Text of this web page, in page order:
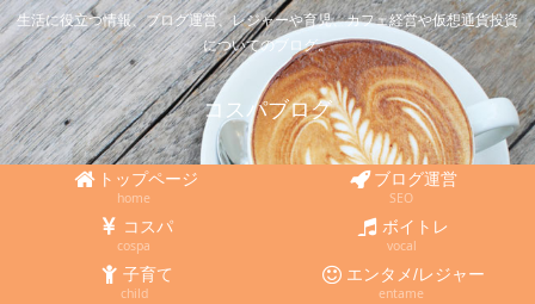
生活に役立つ情報、ブログ運営、レジャーや育児、カフェ経営や仮想通貨投資
についてのブログ。
コスパブログ
トップページ
home
ブログ運営
SEO
コスパ
cospa
ボイトレ
vocal
子育て
child
エンタメ/レジャー
entame